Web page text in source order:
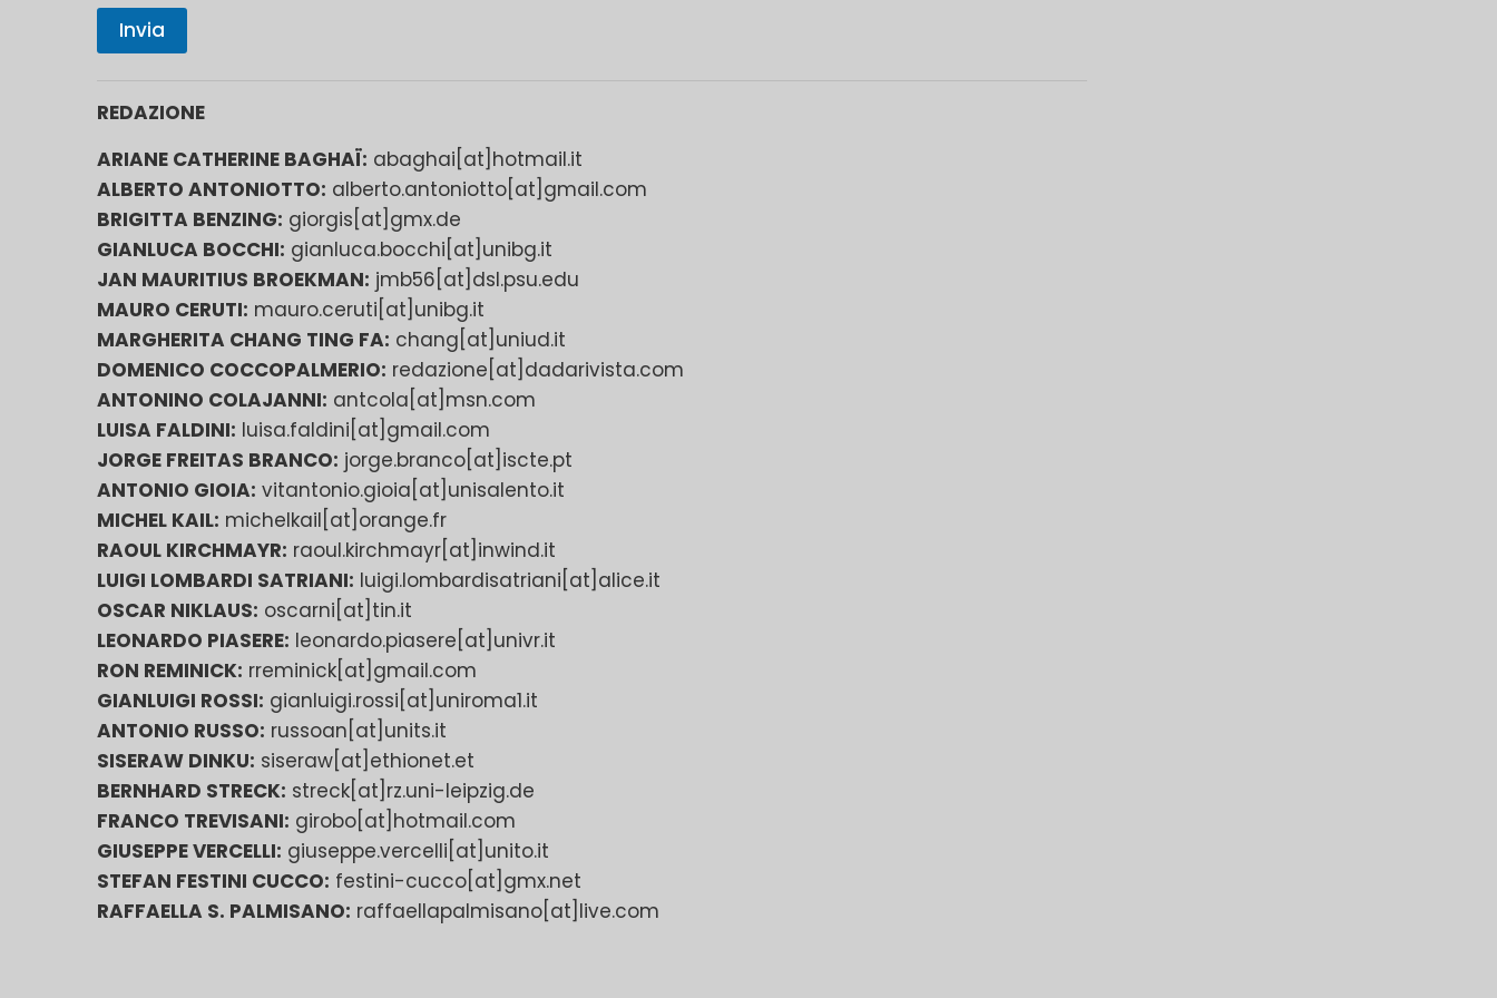
Invia
REDAZIONE
ARIANE CATHERINE BAGHAÏ: abaghai[at]hotmail.it
ALBERTO ANTONIOTTO: alberto.antoniotto[at]gmail.com
BRIGITTA BENZING: giorgis[at]gmx.de
GIANLUCA BOCCHI: gianluca.bocchi[at]unibg.it
JAN MAURITIUS BROEKMAN: jmb56[at]dsl.psu.edu
MAURO CERUTI: mauro.ceruti[at]unibg.it
MARGHERITA CHANG TING FA: chang[at]uniud.it
DOMENICO COCCOPALMERIO: redazione[at]dadarivista.com
ANTONINO COLAJANNI: antcola[at]msn.com
LUISA FALDINI: luisa.faldini[at]gmail.com
JORGE FREITAS BRANCO: jorge.branco[at]iscte.pt
ANTONIO GIOIA: vitantonio.gioia[at]unisalento.it
MICHEL KAIL: michelkail[at]orange.fr
RAOUL KIRCHMAYR: raoul.kirchmayr[at]inwind.it
LUIGI LOMBARDI SATRIANI: luigi.lombardisatriani[at]alice.it
OSCAR NIKLAUS: oscarni[at]tin.it
LEONARDO PIASERE: leonardo.piasere[at]univr.it
RON REMINICK: rreminick[at]gmail.com
GIANLUIGI ROSSI: gianluigi.rossi[at]uniroma1.it
ANTONIO RUSSO: russoan[at]units.it
SISERAW DINKU: siseraw[at]ethionet.et
BERNHARD STRECK: streck[at]rz.uni-leipzig.de
FRANCO TREVISANI: girobo[at]hotmail.com
GIUSEPPE VERCELLI: giuseppe.vercelli[at]unito.it
STEFAN FESTINI CUCCO: festini-cucco[at]gmx.net
RAFFAELLA S. PALMISANO: raffaellapalmisano[at]live.com